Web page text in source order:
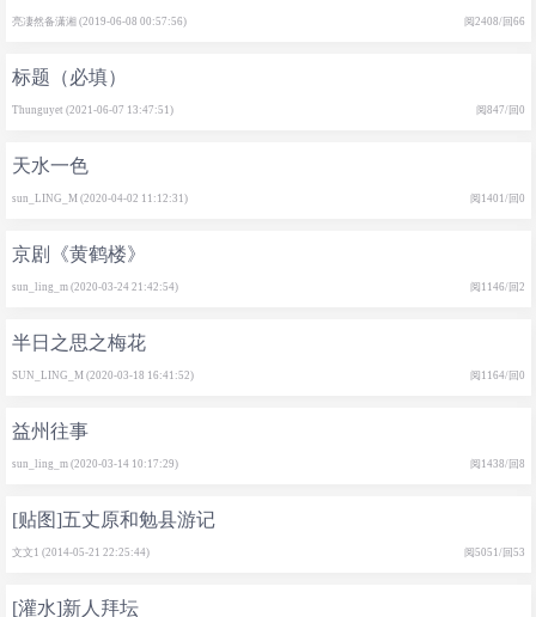
亮凄然备潇湘 (2019-06-08 00:57:56) 阅2408/回66
标题（必填）
Thunguyet (2021-06-07 13:47:51) 阅847/回0
天水一色
sun_LING_M (2020-04-02 11:12:31) 阅1401/回0
京剧《黄鹤楼》
sun_ling_m (2020-03-24 21:42:54) 阅1146/回2
半日之思之梅花
SUN_LING_M (2020-03-18 16:41:52) 阅1164/回0
益州往事
sun_ling_m (2020-03-14 10:17:29) 阅1438/回8
[贴图]五丈原和勉县游记
文文1 (2014-05-21 22:25:44) 阅5051/回53
[灌水]新人拜坛